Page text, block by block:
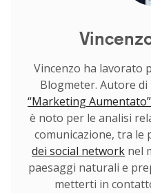
Vincenzo ha lavorato
Blogmeter. Autore
“Marketing Aumentato”
è noto per le analisi
comunicazione, tra le
dei social network nel
paesaggi naturali e
metterti in